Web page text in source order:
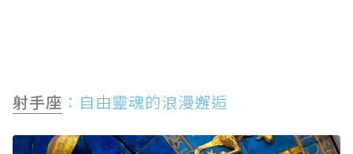
射手座 ：自由靈魂的浪漫邂逅